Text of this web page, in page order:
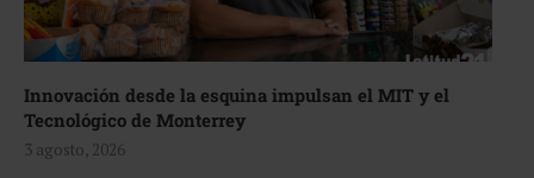
Innovación desde la esquina impulsan el MIT y el
Tecnológico de Monterrey
3 agosto, 2026